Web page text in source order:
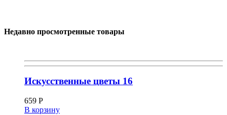
Недавно просмотренные товары
Искусственные цветы 16
659 Р
В корзину